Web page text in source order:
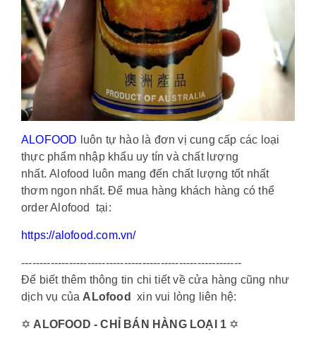
ALOFOOD
luôn tự hào là đơn vị cung cấp các loại
thực phẩm nhập khẩu uy tín và chất lượng
nhất. Alofood luôn mang đến chất lượng tốt nhất
thơm ngon nhất. Để mua hàng khách hàng có thể
order Alofood tại:
https://alofood.com.vn/
------------------------------------------------------------
Để biết thêm thông tin chi tiết về cửa hàng cũng như
dịch vụ của ALofoodxin vui lòng liên hệ:
✡️ ALOFOOD - CHỈ BÁN HÀNG LOẠI 1 ✡️